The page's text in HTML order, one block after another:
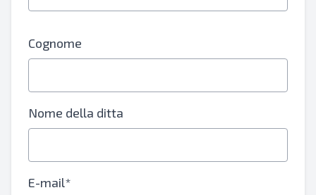
Cognome
Nome della ditta
E-mail*